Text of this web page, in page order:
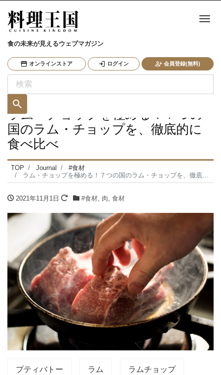
食の未来が見えるウェブマガジン
オンラインストア ログイン 会員登録(無料)
ナ
ラム・チョップを極める！７つの
国のラム・チョップを、徹底的に
食べ比べ
TOP Journal
#食材
ラム・チョップを極める！７つの国のラム・チョップを、徹底的に食べ比べ
2021年11月1日 #食材, 肉, 食材
プティバトー ラム ラムチョップ